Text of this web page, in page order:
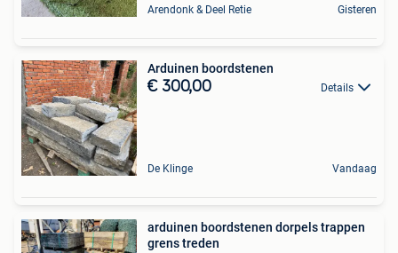
Arendonk & Deel Retie Gisteren
Arduinen boordstenen
€ 300,00 Details
De Klinge Vandaag
arduinen boordstenen dorpels trappen
grens treden